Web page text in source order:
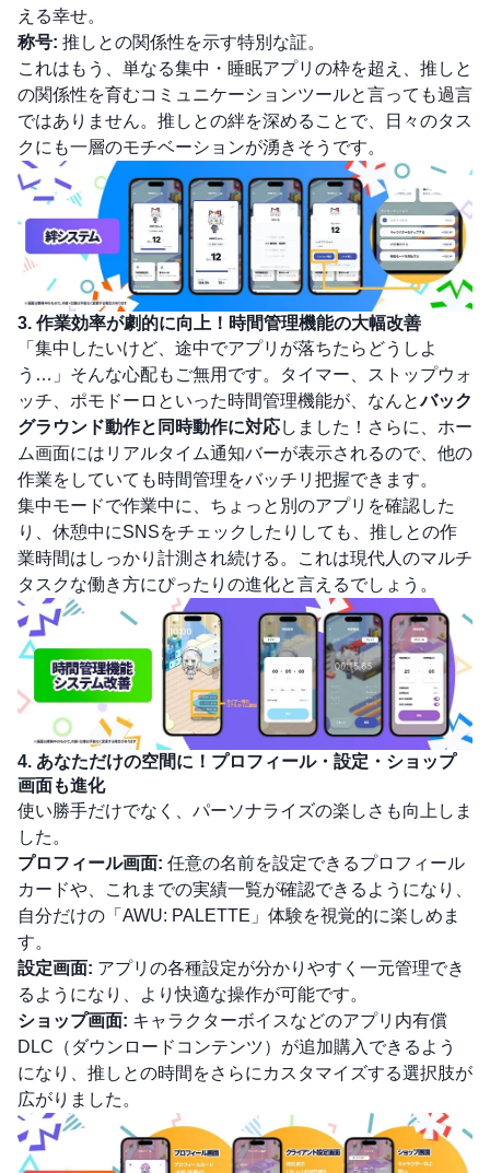
える幸せ。
称号: 推しとの関係性を示す特別な証。
これはもう、単なる集中・睡眠アプリの枠を超え、推しと
の関係性を育むコミュニケーションツールと言っても過言
ではありません。推しとの絆を深めることで、日々のタス
クにも一層のモチベーションが湧きそうです。
3. 作業効率が劇的に向上！時間管理機能の大幅改善
「集中したいけど、途中でアプリが落ちたらどうしよ
う…」そんな心配もご無用です。タイマー、ストップウォ
ッチ、ポモドーロといった時間管理機能が、なんとバック
グラウンド動作と同時動作に対応しました！さらに、ホー
ム画面にはリアルタイム通知バーが表示されるので、他の
作業をしていても時間管理をバッチリ把握できます。
集中モードで作業中に、ちょっと別のアプリを確認した
り、休憩中にSNSをチェックしたりしても、推しとの作
業時間はしっかり計測され続ける。これは現代人のマルチ
タスクな働き方にぴったりの進化と言えるでしょう。
4. あなただけの空間に！プロフィール・設定・ショップ
画面も進化
使い勝手だけでなく、パーソナライズの楽しさも向上しま
した。
プロフィール画面: 任意の名前を設定できるプロフィール
カードや、これまでの実績一覧が確認できるようになり、
自分だけの「AWU: PALETTE」体験を視覚的に楽しめま
す。
設定画面: アプリの各種設定が分かりやすく一元管理でき
るようになり、より快適な操作が可能です。
ショップ画面: キャラクターボイスなどのアプリ内有償
DLC（ダウンロードコンテンツ）が追加購入できるよう
になり、推しとの時間をさらにカスタマイズする選択肢が
広がりました。